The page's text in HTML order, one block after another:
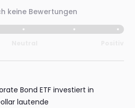
keine Bewertungen
Bond ETF investiert in
lautende